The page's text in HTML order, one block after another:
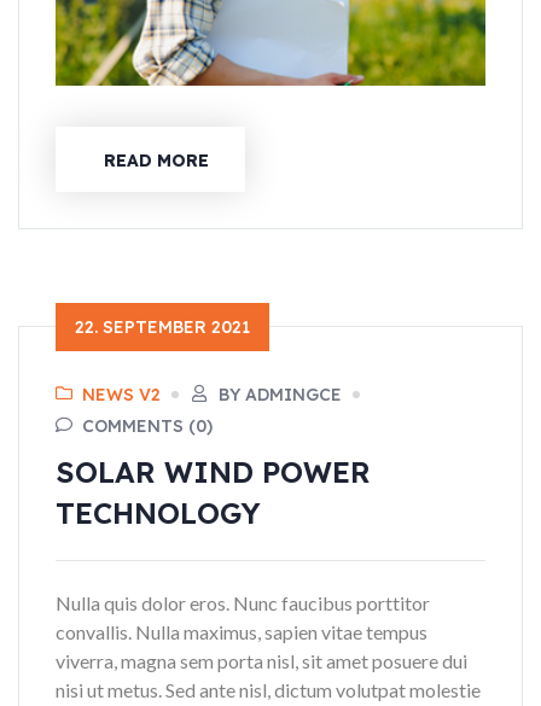
READ MORE
22. SEPTEMBER 2021
NEWS V2
BY ADMINGCE
COMMENTS (0)
SOLAR WIND POWER
TECHNOLOGY
Nulla quis dolor eros. Nunc faucibus porttitor
convallis. Nulla maximus, sapien vitae tempus
viverra, magna sem porta nisl, sit amet posuere dui
nisi ut metus. Sed ante nisl, dictum volutpat molestie